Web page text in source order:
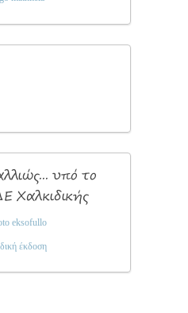
υπό το
Χαλκιδικής
έκδοση